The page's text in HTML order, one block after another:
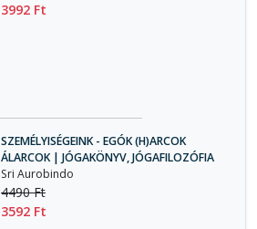
3992 Ft
SZEMÉLYISÉGEINK - EGÓK (H)ARCOK
ÁLARCOK | JÓGAKÖNYV, JÓGAFILOZÓFIA
Sri Aurobindo
4490 Ft
3592 Ft